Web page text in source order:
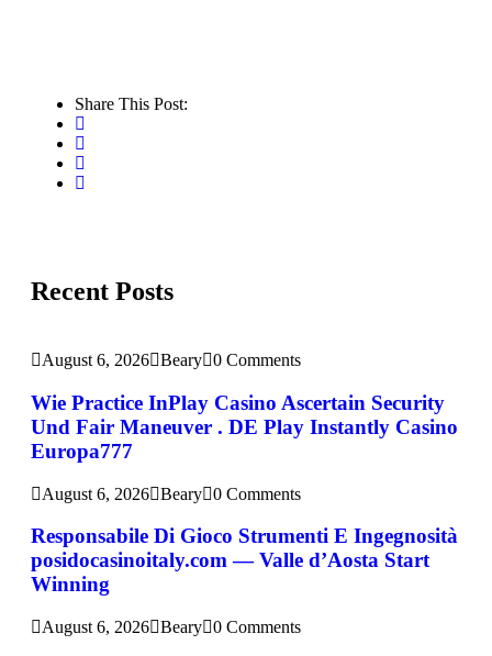
Share This Post:
Recent Posts
August 6, 2026 Beary 0 Comments
Wie Practice InPlay Casino Ascertain Security
Und Fair Maneuver . DE Play Instantly Casino
Europa777
August 6, 2026 Beary 0 Comments
Responsabile Di Gioco Strumenti E Ingegnosità
posidocasinoitaly.com — Valle d’Aosta Start
Winning
August 6, 2026 Beary 0 Comments